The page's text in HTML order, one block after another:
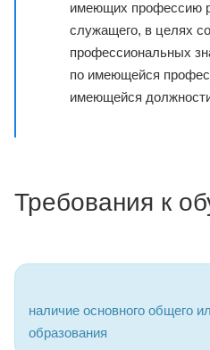
имеющих профессию
служащего, в целях
профессиональных
по имеющейся
имеющейся
Требования к
наличие основного общего
образования